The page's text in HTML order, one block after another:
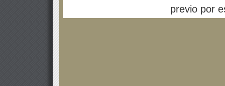
previo por